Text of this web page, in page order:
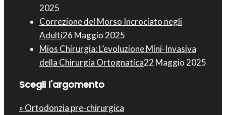
2025
Correzione del Morso Incrociato negli
Adulti26 Maggio 2025
Mios Chirurgia : L’evoluzione Mini-Invasiva
della Chirurgia Ortognatica22 Maggio 2025
Scegli l'argomento
» Ortodonzia pre-chirurgica